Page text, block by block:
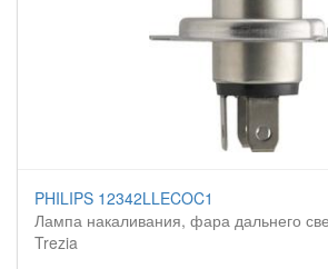
PHILIPS 12342LLECOC1
Лампа накаливания, фара дальнего
Trezia